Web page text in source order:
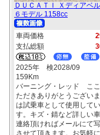
ＤＵＣＡＴＩ Ｘディアベ
６モデル 1158cc
車両価格
支払総額
2025年 検2028/09
159Km
バーニング・レッド こ
ただきありがとうござい
は試乗車として使用して
す。キズ・錆など詳しい
連絡頂ければメールにて
させて頂きます。お気軽